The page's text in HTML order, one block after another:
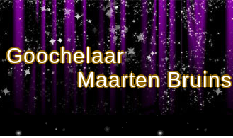
Goochelaar
Maarten Bruins